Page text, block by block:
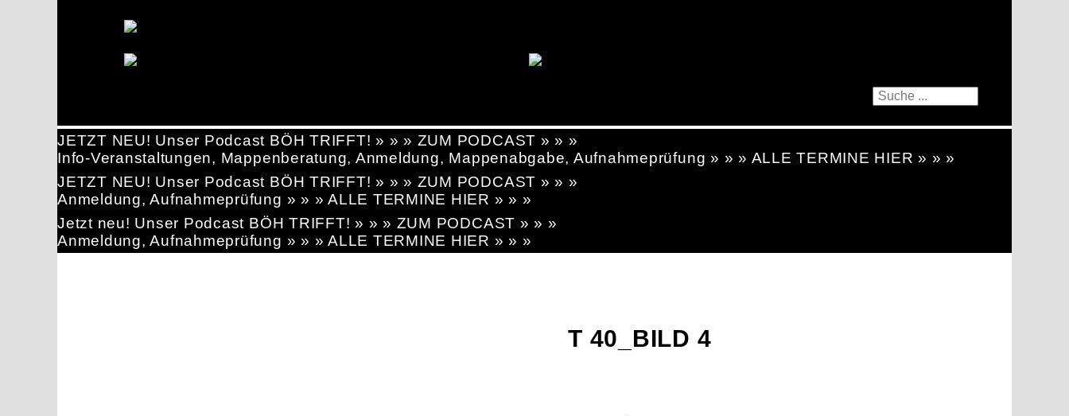
JETZT NEU! Unser Podcast BÖH TRIFFT! » » » ZUM PODCAST » » »
Info-Veranstaltungen, Mappenberatung, Anmeldung, Mappenabgabe, Aufnahmeprüfung » » » ALLE TERMINE HIER » » »
JETZT NEU! Unser Podcast BÖH TRIFFT! » » » ZUM PODCAST » » »
Anmeldung, Aufnahmeprüfung » » » ALLE TERMINE HIER » » »
Jetzt neu! Unser Podcast BÖH TRIFFT! » » » ZUM PODCAST » » »
Anmeldung, Aufnahmeprüfung » » » ALLE TERMINE HIER » » »
T 40_BILD 4